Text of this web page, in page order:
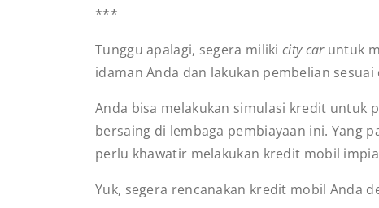
***
Tunggu apalagi, segera miliki city caruntuk
idaman Anda dan lakukan pembelian
Anda bisa melakukan simulasi kredit untuk
bersaing di lembaga pembiayaan ini. Yang
perlu khawatir melakukan kredit mobil
Yuk, segera rencanakan kredit mobil Anda